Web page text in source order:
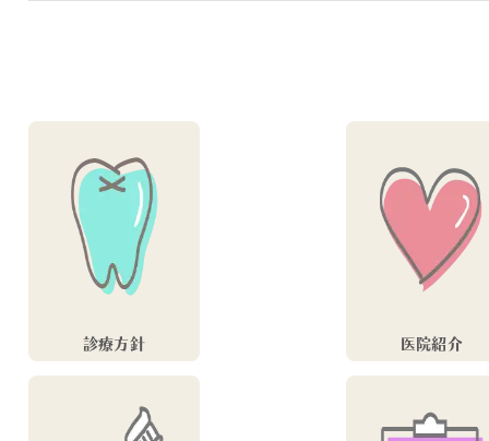
診療方針 医院紹介